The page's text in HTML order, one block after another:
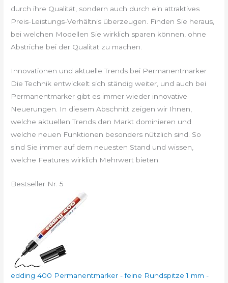
durch ihre Qualität, sondern auch durch ein attraktives
Preis-Leistungs-Verhältnis überzeugen. Finden Sie heraus,
bei welchen Modellen Sie wirklich sparen können, ohne
Abstriche bei der Qualität zu machen.
Innovationen und aktuelle Trends bei Permanentmarker
Die Technik entwickelt sich ständig weiter, und auch bei
Permanentmarker gibt es immer wieder innovative
Neuerungen. In diesem Abschnitt zeigen wir Ihnen,
welche aktuellen Trends den Markt dominieren und
welche neuen Funktionen besonders nützlich sind. So
sind Sie immer auf dem neuesten Stand und wissen,
welche Features wirklich Mehrwert bieten.
Bestseller Nr. 5
edding 400 Permanentmarker - feine Rundspitze 1 mm -